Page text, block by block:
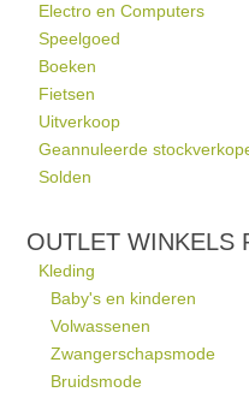
Electro en Computers
Speelgoed
Boeken
Fietsen
Uitverkoop
Geannuleerde
Solden
OUTLET WINKELS
Kleding
Baby's en kinderen
Volwassenen
Zwangerschapsmode
Bruidsmode